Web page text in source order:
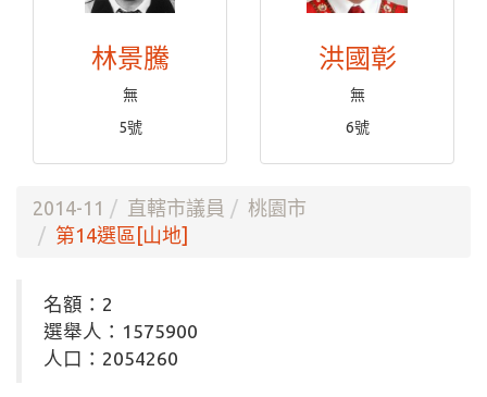
林景騰
無
5號
洪國彰
無
6號
2014-11 直轄市議員
桃園市
第14選區[山地]
名額：2
選舉人：1575900
人口：2054260